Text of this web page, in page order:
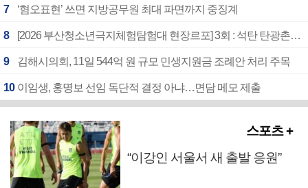
7 ‘혐오표현’ 쓰면 지방공무원 최대 파면까지 중징계
8 [2026 부산청소년극지체험탐험대 현장르포] 3회 : 석탄 탄광촌에서 북극 연구의 중심지로
9 김해시의회, 11일 544억 원 규모 민생지원금 조례안 처리 주목
10 이임생, 홍명보 선임 독단적 결정 아냐…면담 메모 제출
스포츠 +
“이강인 서울서 새 출발 응원”